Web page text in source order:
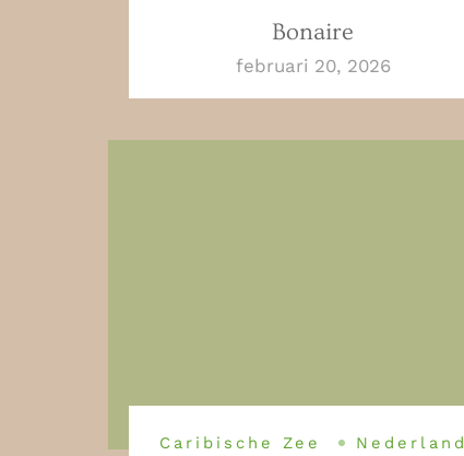
Bonaire
februari 20, 2026
Caribische Zee Nederland